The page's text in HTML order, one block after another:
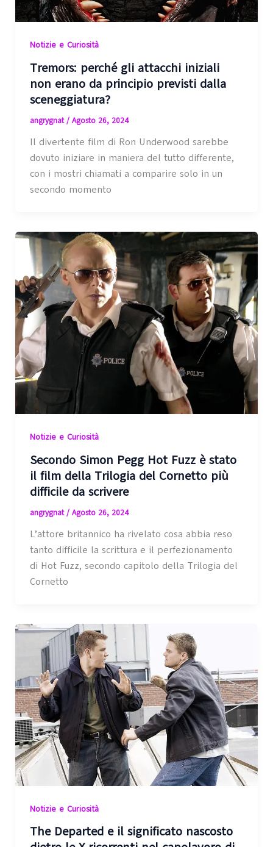
Notizie e Curiosità
Tremors: perché gli attacchi iniziali
non erano da principio previsti dalla
sceneggiatura?
angrygnat/ Agosto 26, 2024
Il divertente film di Ron Underwood sarebbe
dovuto iniziare in maniera del tutto differente,
con i mostri chiamati a comparire solo in un
secondo momento
Notizie e Curiosità
Secondo Simon Pegg Hot Fuzz è stato
il film della Trilogia del Cornetto più
difficile da scrivere
angrygnat/ Agosto 26, 2024
L’attore britannico ha rivelato cosa abbia reso
tanto difficile la scrittura e il perfezionamento
di Hot Fuzz, secondo capitolo della Trilogia del
Cornetto
Notizie e Curiosità
The Departed e il significato nascosto